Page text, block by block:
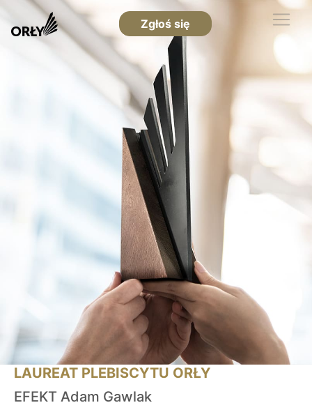
Zgłoś się
LAUREAT PLEBISCYTU ORŁY
EFEKT Adam Gawlak